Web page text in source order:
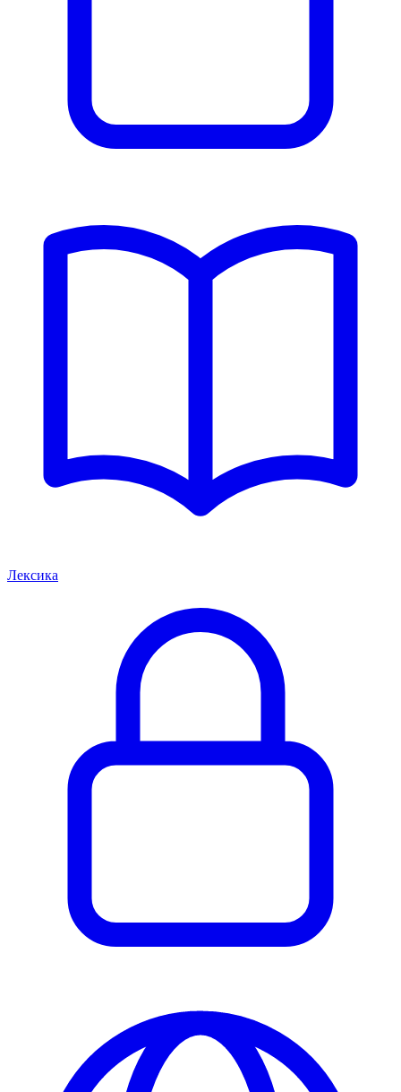
Лексика